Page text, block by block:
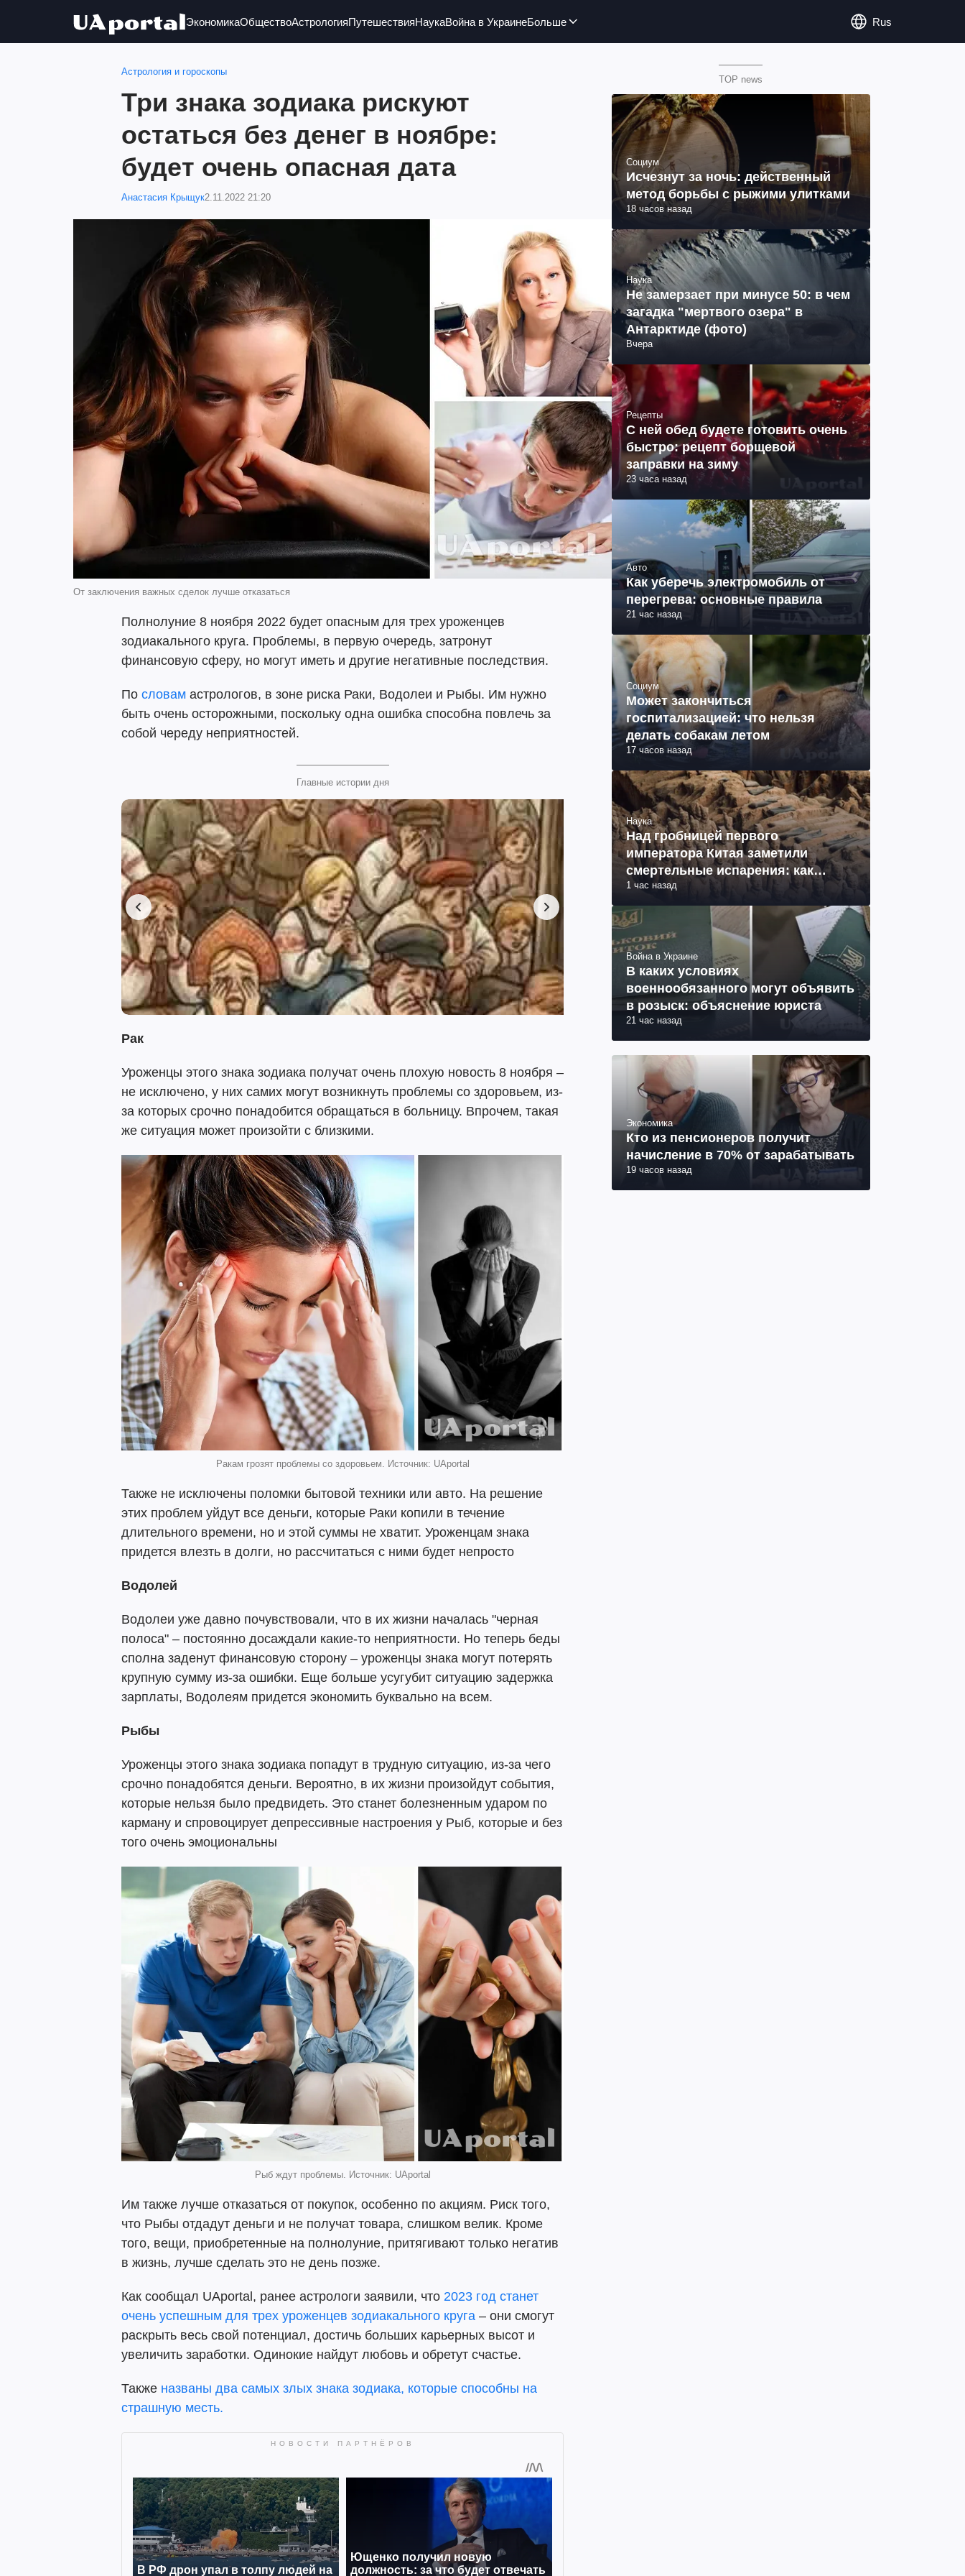
ЭкономикаОбществоАстрологияПутешествияНаукаВойна в УкраинеБольше Rus
Астрология и гороскопы
Три знака зодиака рискуют
остаться без денег в ноябре:
будет очень опасная дата
Анастасия Крыщук2.11.2022 21:20
От заключения важных сделок лучше отказаться
Полнолуние 8 ноября 2022 будет опасным для трех уроженцев
зодиакального круга. Проблемы, в первую очередь, затронут
финансовую сферу, но могут иметь и другие негативные последствия.
По словам астрологов, в зоне риска Раки, Водолеи и Рыбы. Им нужно
быть очень осторожными, поскольку одна ошибка способна повлечь за
собой череду неприятностей.
Главные истории дня
Рак
Уроженцы этого знака зодиака получат очень плохую новость 8 ноября –
не исключено, у них самих могут возникнуть проблемы со здоровьем, из-
за которых срочно понадобится обращаться в больницу. Впрочем, такая
же ситуация может произойти с близкими.
Ракам грозят проблемы со здоровьем. Источник: UAportal
Также не исключены поломки бытовой техники или авто. На решение
этих проблем уйдут все деньги, которые Раки копили в течение
длительного времени, но и этой суммы не хватит. Уроженцам знака
придется влезть в долги, но рассчитаться с ними будет непросто
Водолей
Водолеи уже давно почувствовали, что в их жизни началась "черная
полоса" – постоянно досаждали какие-то неприятности. Но теперь беды
сполна заденут финансовую сторону – уроженцы знака могут потерять
крупную сумму из-за ошибки. Еще больше усугубит ситуацию задержка
зарплаты, Водолеям придется экономить буквально на всем.
Рыбы
Уроженцы этого знака зодиака попадут в трудную ситуацию, из-за чего
срочно понадобятся деньги. Вероятно, в их жизни произойдут события,
которые нельзя было предвидеть. Это станет болезненным ударом по
карману и спровоцирует депрессивные настроения у Рыб, которые и без
того очень эмоциональны
Рыб ждут проблемы. Источник: UAportal
Им также лучше отказаться от покупок, особенно по акциям. Риск того,
что Рыбы отдадут деньги и не получат товара, слишком велик. Кроме
того, вещи, приобретенные на полнолуние, притягивают только негатив
в жизнь, лучше сделать это не день позже.
Как сообщал UAportal, ранее астрологи заявили, что 2023 год станет
очень успешным для трех уроженцев зодиакального круга – они смогут
раскрыть весь свой потенциал, достичь больших карьерных высот и
увеличить заработки. Одинокие найдут любовь и обретут счастье.
Также названы два самых злых знака зодиака, которые способны на
страшную месть.
TOP news
Социум
Исчезнут за ночь: действенный
метод борьбы с рыжими улитками
18 часов назад
Наука
Не замерзает при минусе 50: в чем
загадка "мертвого озера" в
Антарктиде (фото)
Вчера
Рецепты
С ней обед будете готовить очень
быстро: рецепт борщевой
заправки на зиму
23 часа назад
Авто
Как уберечь электромобиль от
перегрева: основные правила
21 час назад
Социум
Может закончиться
госпитализацией: что нельзя
делать собакам летом
17 часов назад
Наука
Над гробницей первого
императора Китая заметили
смертельные испарения: как
образовались (фото)
1 час назад
Война в Украине
В каких условиях
военнообязанного могут объявить
в розыск: объяснение юриста
21 час назад
Экономика
Кто из пенсионеров получит
начисление в 70% от зарабатывать
19 часов назад